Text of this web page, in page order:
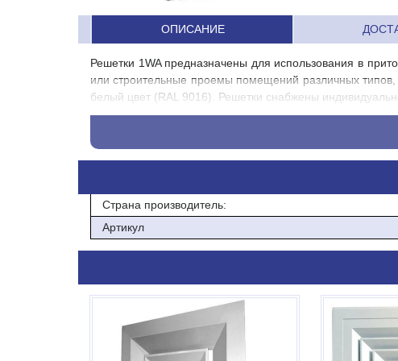
ОПИСАНИЕ
Решетки 1WA предназначены для использования в
или строительные проемы помещений различных
белый цвет (RAL 9016). Решетки снабжены
Габаритный размер, мм: 145х345
Однорядная решетка
Страна производитель:
Артикул